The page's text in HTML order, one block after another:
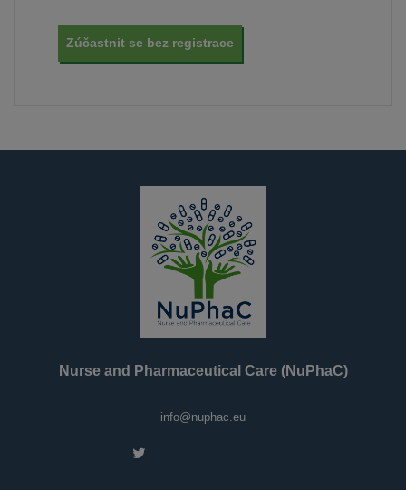
Zúčastnit se bez registrace
Nurse and Pharmaceutical Care (NuPhaC)
info@nuphac.eu